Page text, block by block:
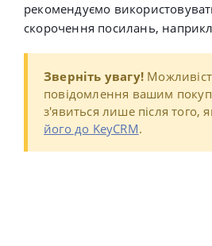
рекомендуємо
скорочення посилань,
Зверніть увагу!
повідомлення вашим
з'явиться лише після того,
його до KeyCRM.